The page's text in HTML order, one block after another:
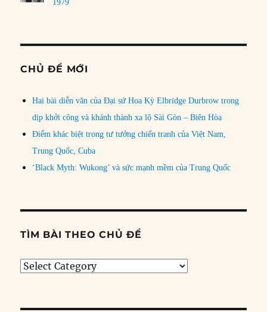
1979
CHỦ ĐỀ MỚI
Hai bài diễn văn của Đại sứ Hoa Kỳ Elbridge Durbrow trong
dịp khởi công và khánh thành xa lộ Sài Gòn – Biên Hòa
Điểm khác biệt trong tư tưởng chiến tranh của Việt Nam,
Trung Quốc, Cuba
‘Black Myth: Wukong’ và sức mạnh mềm của Trung Quốc
TÌM BÀI THEO CHỦ ĐỀ
Tìm